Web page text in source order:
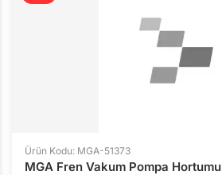
Ürün Kodu: MGA-51373
MGA Fren Vakum Pompa Hortumu